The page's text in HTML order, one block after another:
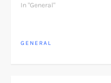
In "General"
GENERAL